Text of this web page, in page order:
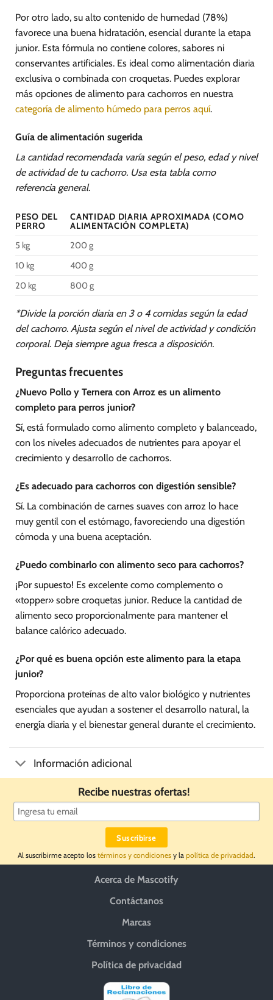
Por otro lado, su alto contenido de humedad (78%)
favorece una buena hidratación, esencial durante la etapa
junior. Esta fórmula no contiene colores, sabores ni
conservantes artificiales. Es ideal como alimentación diaria
exclusiva o combinada con croquetas. Puedes explorar
más opciones de alimento para cachorros en nuestra
categoría de alimento húmedo para perros aquí.
Guía de alimentación sugerida
La cantidad recomendada varía según el peso, edad y nivel
de actividad de tu cachorro. Usa esta tabla como
referencia general.
PESO DEL
PERRO
CANTIDAD DIARIA APROXIMADA (COMO
ALIMENTACIÓN COMPLETA)
5 kg
200 g
10 kg
400 g
20 kg
800 g
*Divide la porción diaria en 3 o 4 comidas según la edad
del cachorro. Ajusta según el nivel de actividad y condición
corporal. Deja siempre agua fresca a disposición.
Preguntas frecuentes
¿Nuevo Pollo y Ternera con Arroz es un alimento
completo para perros junior?
Sí, está formulado como alimento completo y balanceado,
con los niveles adecuados de nutrientes para apoyar el
crecimiento y desarrollo de cachorros.
¿Es adecuado para cachorros con digestión sensible?
Sí. La combinación de carnes suaves con arroz lo hace
muy gentil con el estómago, favoreciendo una digestión
cómoda y una buena aceptación.
¿Puedo combinarlo con alimento seco para cachorros?
¡Por supuesto! Es excelente como complemento o
«topper» sobre croquetas junior. Reduce la cantidad de
alimento seco proporcionalmente para mantener el
balance calórico adecuado.
¿Por qué es buena opción este alimento para la etapa
junior?
Proporciona proteínas de alto valor biológico y nutrientes
esenciales que ayudan a sostener el desarrollo natural, la
energía diaria y el bienestar general durante el crecimiento.
Información adicional
Recibe nuestras ofertas!
Al suscribirme acepto los términos y condiciones y la política de privacidad.
Acerca de Mascotify
Contáctanos
Marcas
Términos y condiciones
Política de privacidad